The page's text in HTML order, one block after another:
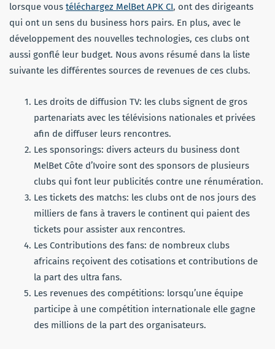
lorsque vous téléchargez MelBet APK CI, ont des dirigeants
qui ont un sens du business hors pairs. En plus, avec le
développement des nouvelles technologies, ces clubs ont
aussi gonflé leur budget. Nous avons résumé dans la liste
suivante les différentes sources de revenues de ces clubs.
Les droits de diffusion TV: les clubs signent de gros
partenariats avec les télévisions nationales et privées
afin de diffuser leurs rencontres.
Les sponsorings: divers acteurs du business dont
MelBet Côte d’Ivoire sont des sponsors de plusieurs
clubs qui font leur publicités contre une rénumération.
Les tickets des matchs: les clubs ont de nos jours des
milliers de fans à travers le continent qui paient des
tickets pour assister aux rencontres.
Les Contributions des fans: de nombreux clubs
africains reçoivent des cotisations et contributions de
la part des ultra fans.
Les revenues des compétitions: lorsqu’une équipe
participe à une compétition internationale elle gagne
des millions de la part des organisateurs.